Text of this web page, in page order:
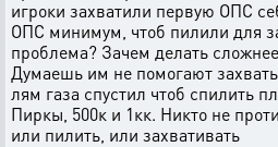
игроки захватили первую ОПС
ОПС минимум, чтоб пилили для
проблема? Зачем делать
Думаешь им не помогают
лям газа спустил чтоб спилить
Пиркы, 500к и 1кк. Никто не
или пилить, или захвативать